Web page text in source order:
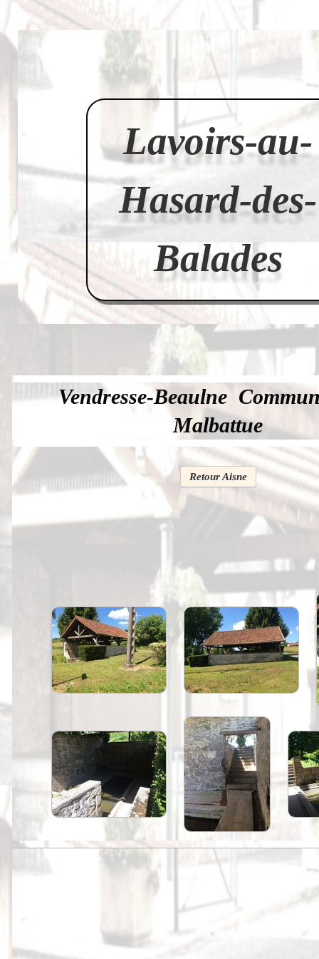
Lavoirs-au-
Hasard-des-
Balades
Accueil
Videos--Lavoirs
Un Peu d'Histoire
Cartes Postales-Anciennes et Tableaux
Liens
Vendresse-Beaulne
Malbattue
Retour Aisne